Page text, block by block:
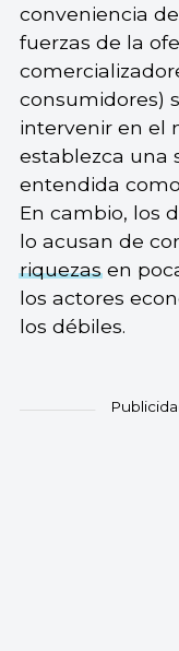
conveniencia
fuerzas de la
consumidores)
intervenir en el
establezca una
entendida
En cambio, los
lo acusan de
riquezasen
los actores
los débiles.